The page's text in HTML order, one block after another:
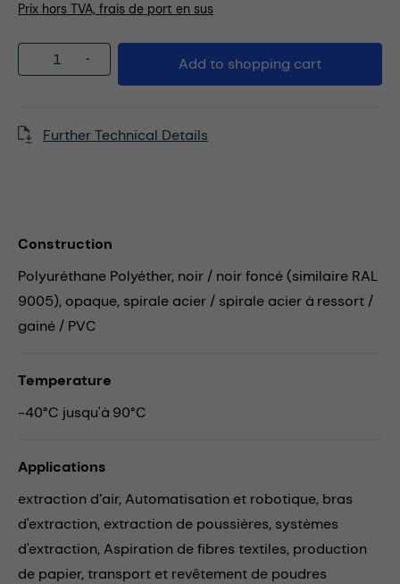
Prix hors TVA, frais de port en sus
Product Quantity: Enter the desired
Add to shopping cart
Further Technical Details
Construction
Polyuréthane Polyéther, noir / noir foncé (similaire RAL
9005), opaque, spirale acier / spirale acier à ressort /
gainé / PVC
Temperature
-40°C jusqu'à 90°C
Applications
extraction d’air,Automatisation et robotique, bras
d'extraction, extraction de poussières, systèmes
d'extraction,Aspiration de fibres textiles, production
de papier,transport et revêtement de poudres